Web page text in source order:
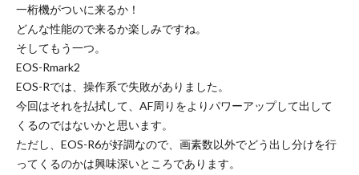
一桁機がついに来るか！
どんな性能ので来るか楽しみですね。
そしてもう一つ。
EOS-Rmark2
EOS-Rでは、操作系で失敗がありました。
今回はそれを払拭して、AF周りをよりパワーアップして出して
くるのではないかと思います。
ただし、EOS-R6が好調なので、画素数以外でどう出し分けを行
ってくるのかは興味深いところであります。